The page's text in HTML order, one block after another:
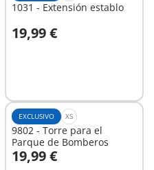
1031 - Extensión establo
19,99 €
A la cesta
EXCLUSIVO XS
9802 - Torre para el
Parque de Bomberos
19,99 €
A la cesta